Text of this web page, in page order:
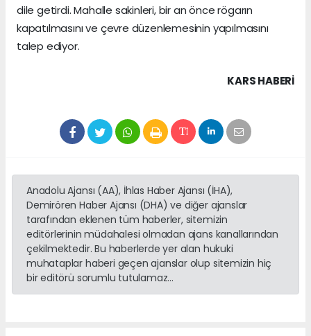
dile getirdi. Mahalle sakinleri, bir an önce rögarın
kapatılmasını ve çevre düzenlemesinin yapılmasını
talep ediyor.
KARS HABERİ
Anadolu Ajansı (AA), İhlas Haber Ajansı (İHA),
Demirören Haber Ajansı (DHA) ve diğer ajanslar
tarafından eklenen tüm haberler, sitemizin
editörlerinin müdahalesi olmadan ajans kanallarından
çekilmektedir. Bu haberlerde yer alan hukuki
muhataplar haberi geçen ajanslar olup sitemizin hiç
bir editörü sorumlu tutulamaz...